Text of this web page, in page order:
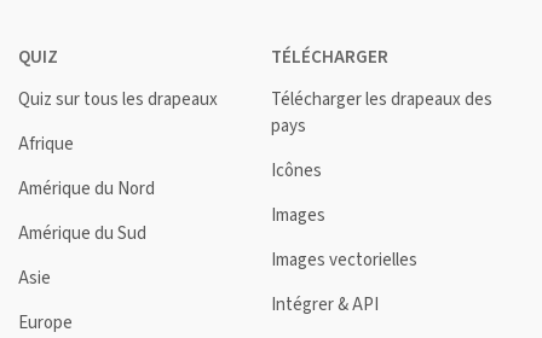
QUIZ
Quiz sur tous les drapeaux
Afrique
Amérique du Nord
Amérique du Sud
Asie
Europe
TÉLÉCHARGER
Télécharger les drapeaux des
pays
Icônes
Images
Images vectorielles
Intégrer & API